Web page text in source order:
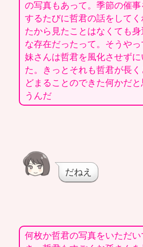
の写真もあって。季節の催事
するたびに哲君の話をしてく
たから見たことはなくても身
な存在だったって。そうやっ
妹さんは哲君を風化させずに
た。きっとそれも哲君が長く
どまることのできた何かだと
うんだ
だねえ
何枚か哲君の写真をいただい